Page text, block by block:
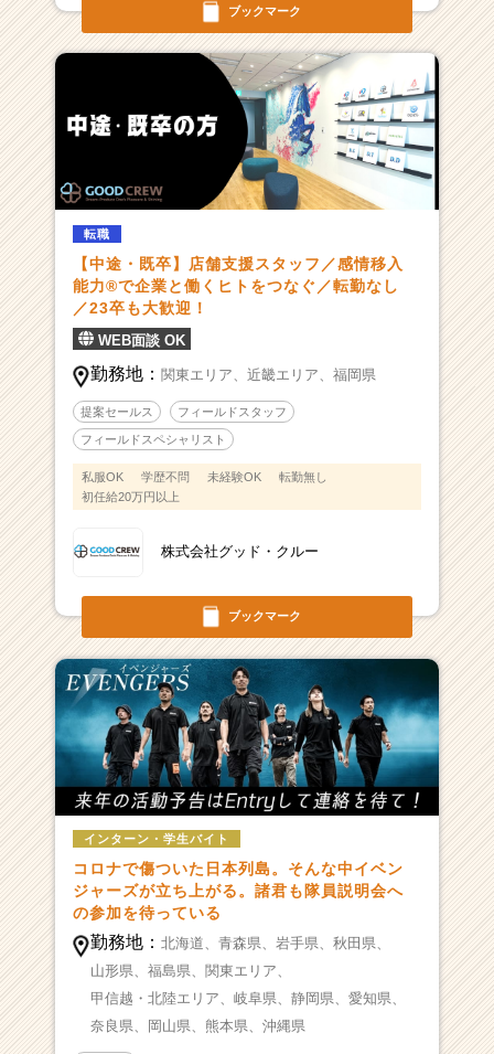
ブックマーク
ブックマーク
転職
【中途・既卒】店舗支援スタッフ／感情移入
能力®︎で企業と働くヒトをつなぐ／転勤なし
／23卒も大歓迎！
WEB面談 OK
勤務地： 関東エリア、 近畿エリア、 福岡県
提案セールス フィールドスタッフ
フィールドスペシャリスト
私服OK 学歴不問 未経験OK
転勤無し
初任給20万円以上
株式会社グッド・クルー
インターン・学生バイト
コロナで傷ついた日本列島。そんな中イベン
ジャーズが立ち上がる。諸君も隊員説明会へ
の参加を待っている
勤務地： 北海道、 青森県、 岩手県、 秋田県、
山形県、 福島県、 関東エリア、
甲信越・北陸エリア、 岐阜県、 静岡県、 愛知県、
奈良県、
岡山県、 熊本県、 沖縄県